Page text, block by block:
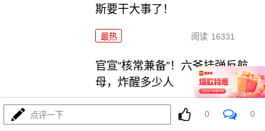
斯要干大事了！
最热 阅读 16331
官宣“核常兼备”！六爷挂弹反航
母，炸醒多少人
阅读 13103
点评一下 0 0